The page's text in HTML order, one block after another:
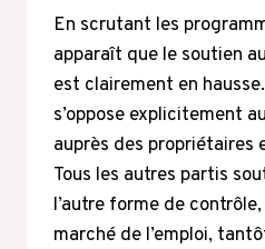
En scrutant les
apparaît que le soutien
est clairement en
s’oppose explicitement
auprès des propriétaires
Tous les autres partis
l’autre forme de
marché de l’emploi,